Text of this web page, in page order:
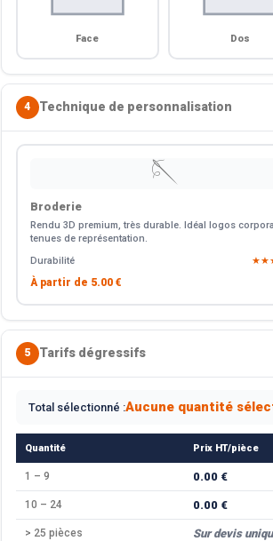
Face Dos
4 Technique de personnalisation
🪡
Broderie
Rendu 3D premium, très durable. Idéal logos
tenues de représentation.
Durabilité
À partir de 5.00 €
5 Tarifs dégressifs
Total sélectionné :Aucune quantité
Quantité Prix HT/pièce
1 – 9 0.00 €
10 – 24 0.00 €
> 25 pièces Sur devis